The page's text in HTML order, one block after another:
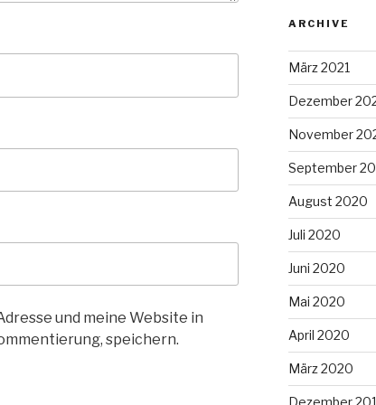
und meine Website in
speichern.
ARCHIVE
März 2021
Dezember
November
September
August 2020
Juli 2020
Juni 2020
Mai 2020
April 2020
März 2020